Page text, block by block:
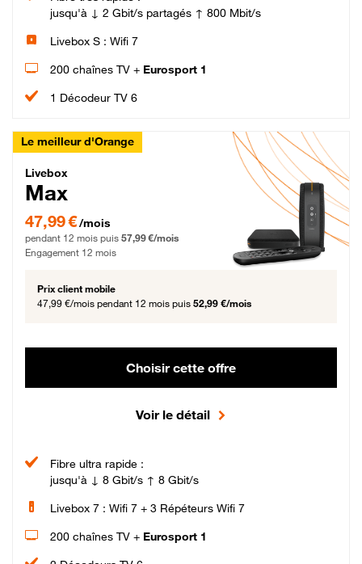
jusqu'à ↓ 2 Gbit/s partagés ↑ 800 Mbit/s
Livebox S : Wifi 7
200 chaînes TV + Eurosport 1
1 Décodeur TV 6
Le meilleur d'Orange
Livebox Max Fibre
Livebox
Max
47,99 € par mois pendant 12 mois puis 57,99 € par mois, Engagement 12 mois
47,99 €/mois
pendant 12 mois puis 57,99 €/mois
Engagement 12 mois
Prix client mobile
47,99 €/mois pendant 12 mois puis 52,99 €/mois
Choisir cette offre
Voir le détail
Fibre ultra rapide :
jusqu'à ↓ 8 Gbit/s ↑ 8 Gbit/s
Livebox 7 : Wifi 7 + 3 Répéteurs Wifi 7
200 chaînes TV + Eurosport 1